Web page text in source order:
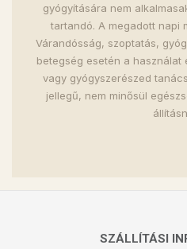
gyógyítására nem
tartandó. A megadott napi
Várandósság, szoptatás,
betegség esetén a használat
vagy gyógyszerészed
jellegű, nem minősül
SZÁLLÍTÁSI